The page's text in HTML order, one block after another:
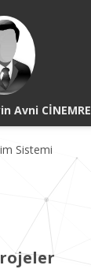
Avni CİNEMRE
Sistemi